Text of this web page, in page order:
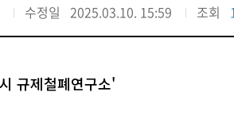
수정일 2025.03.10. 15:59 조회
규제철폐연구소'